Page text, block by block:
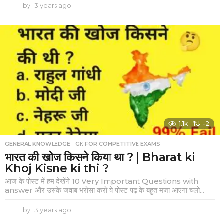
by 3 years ago
e
a
r
s
a
g
o
1.1k -2
GENERAL KNOWLEDGE ,GK FOR COMPETITIVE EXAMS
भारत की खोज किसने किया था ? | Bharat ki
Khoj Kisne ki thi ?
आज के पोस्ट में हम देखेंगे 10 Very Important Questions with
answer और उसके जवाब भरोसा करो ये पोस्ट पढ़ के बहुत मजा आएगा चलो...
by 3 years ago